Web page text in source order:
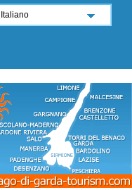
Italiano